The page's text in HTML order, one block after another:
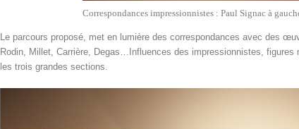
Correspondances impressionnistes : Paul Signac à
Le parcours proposé, met en lumière des correspondances avec des
Rodin, Millet, Carrière, Degas…Influences des impressionnistes,
les trois grandes sections.